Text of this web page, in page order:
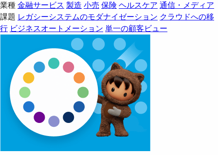
業種金融サービス 製造 小売 保険 ヘルスケア 通信・メディア
課題 レガシーシステムのモダナイゼーション クラウドへの移
行 ビジネスオートメーション 単一の顧客ビュー